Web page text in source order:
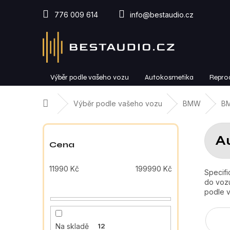
776 009 614 info@bestaudio.cz
Výběr podle vašeho vozu Autokosmetika
Domů Výběr podle vašeho vozu BMW
o
Cena
11990 Kč 199990 Kč
Na skladě 12
do
podle